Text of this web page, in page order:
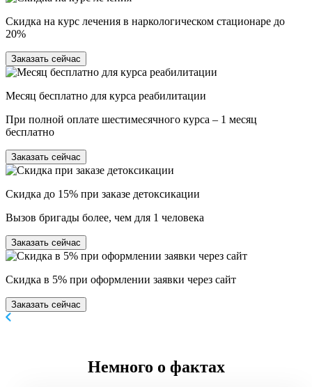
Скидка на курс лечения в наркологическом стационаре до
20%
Заказать сейчас
Месяц бесплатно для курса реабилитации
При полной оплате шестимесячного курса – 1 месяц
бесплатно
Заказать сейчас
Скидка до 15% при заказе детоксикации
Вызов бригады более, чем для 1 человека
Заказать сейчас
Скидка в 5% при оформлении заявки через сайт
Заказать сейчас
Немного о фактах